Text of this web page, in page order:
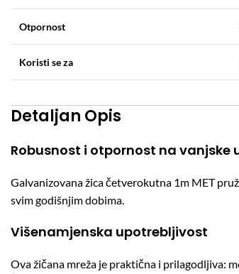
Otpornost
Koristi se za
Detaljan Opis
Robusnost i otpornost na vanjske
Galvanizovana žica četverokutna 1m MET
svim godišnjim dobima.
Višenamjenska upotrebljivost
Ova žičana mreža je praktična i prilagodljiva: